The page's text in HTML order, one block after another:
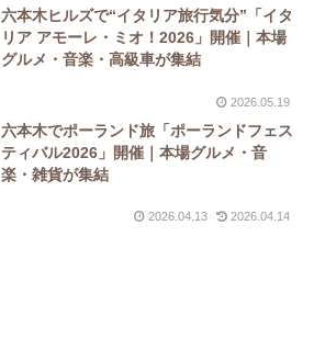
六本木ヒルズで“イタリア旅行気分”「イタ
リア アモーレ・ミオ！2026」開催｜本場
グルメ・音楽・高級車が集結
2026.05.19
六本木でポーランド旅「ポーランドフェス
ティバル2026」開催｜本場グルメ・音
楽・雑貨が集結
2026.04.13 2026.04.14